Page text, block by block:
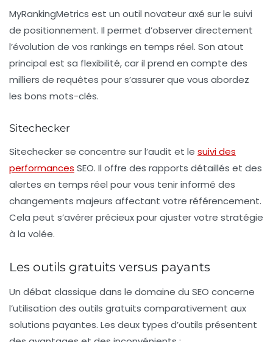
MyRankingMetrics est un outil novateur axé sur le suivi
de positionnement. Il permet d’observer directement
l’évolution de vos rankings en temps réel. Son atout
principal est sa flexibilité, car il prend en compte des
milliers de requêtes pour s’assurer que vous abordez
les bons mots-clés.
Sitechecker
Sitechecker se concentre sur l’audit et le suivi des
performances SEO. Il offre des rapports détaillés et des
alertes en temps réel pour vous tenir informé des
changements majeurs affectant votre référencement.
Cela peut s’avérer précieux pour ajuster votre stratégie
à la volée.
Les outils gratuits versus payants
Un débat classique dans le domaine du SEO concerne
l’utilisation des outils gratuits comparativement aux
solutions payantes. Les deux types d’outils présentent